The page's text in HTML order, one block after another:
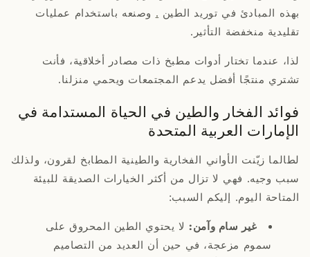
بهذه المبادئ في توريد الطين . وصنعه باستخدام عمليات
تقليدية منخفضة التأثير.
لذا، عندما تختار أدوات مطبخ ذات مصادر أخلاقية، فأنت
تشتري منتجًا أفضل يدعم المجتمعات ويحمي منزلنا.
فوائد الفخار والطين في الحياة المستدامة في
الإمارات العربية المتحدة
لطالما زيّنت الأواني الفخارية والطينية المطابخ لقرون، ولذلك
سبب وجيه. فهي لا تزال من أكثر الخيارات الصديقة للبيئة
المتاحة اليوم. إليكم السبب:
غير سام وآمن: لا يحتوي الطين المحروق على
سموم مزعجة، في حين أن العديد من التصاميم